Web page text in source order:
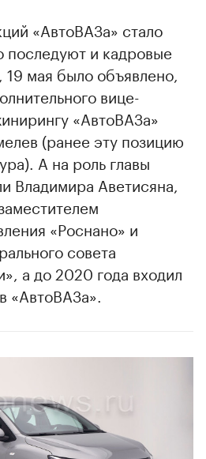
«АвтоВАЗа» стало
последуют и кадровые
мая было объявлено,
вице-
«АвтоВАЗа»
(ранее эту позицию
А на роль главы
Владимира Аветисяна,
«Роснано» и
совета
а до 2020 года входил
«АвтоВАЗа».